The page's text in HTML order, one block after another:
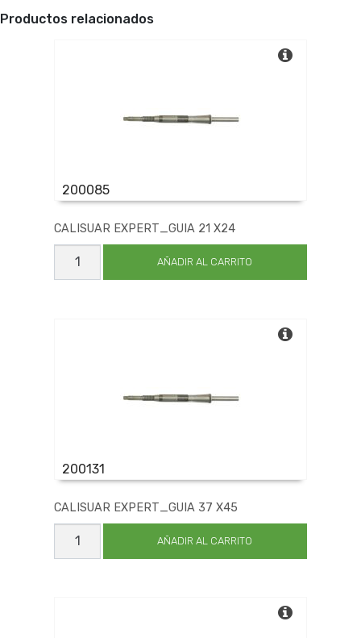
Productos relacionados
200085
CALISUAR EXPERT_GUIA 21 X24
CALISUAR
EXPERT_GUIA
AÑADIR AL CARRITO
200131
CALISUAR EXPERT_GUIA 37 X45
CALISUAR
EXPERT_GUIA
AÑADIR AL CARRITO